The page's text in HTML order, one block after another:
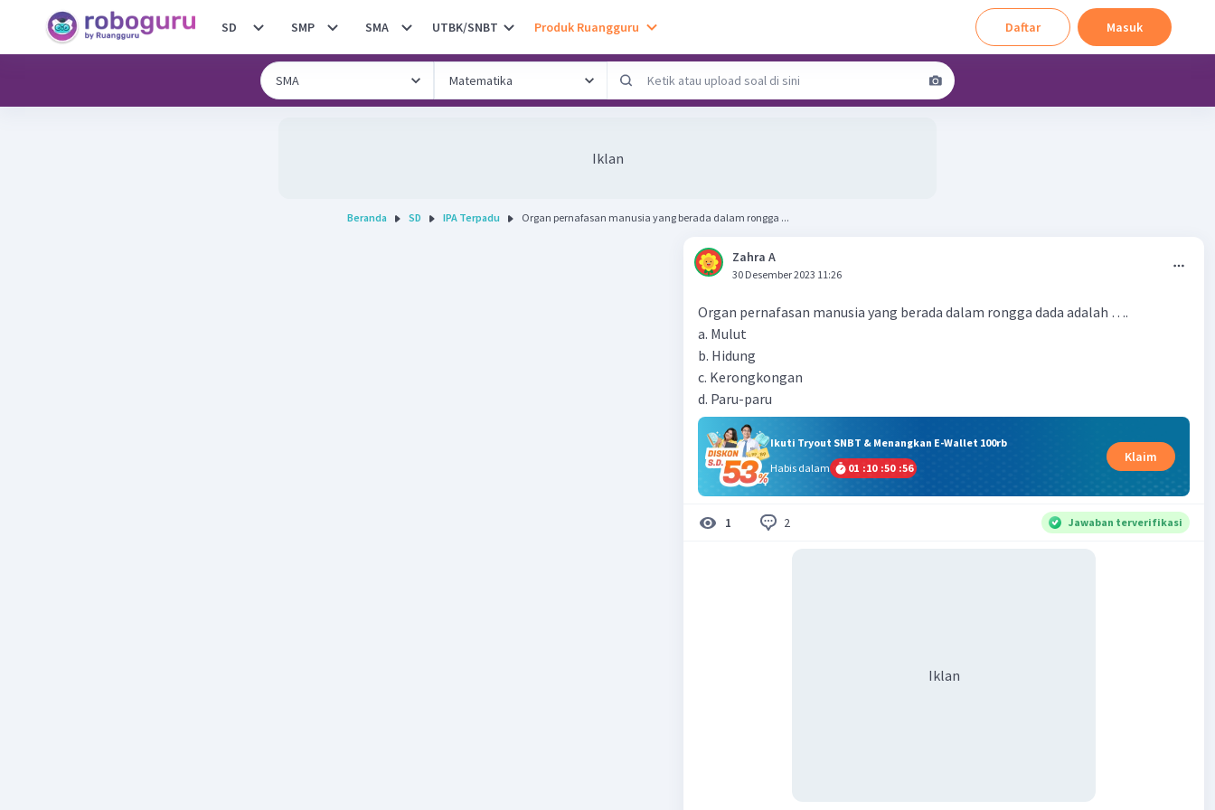
SD SMP SMA UTBK/SNBT Produk Ruangguru Daftar Masuk
Iklan
Beranda SD IPA Terpadu Organ pernafasan manusia yang berada dalam rongga ...
Zahra A
30 Desember 2023 11:26
Organ pernafasan manusia yang berada dalam rongga dada adalah ….
a. Mulut
b. Hidung
c. Kerongkongan
d. Paru-paru
Ikuti Tryout SNBT & Menangkan E-Wallet 100rb
Habis dalam
01 :10 :50 :56
Klaim
1 2 Jawaban terverifikasi
Iklan